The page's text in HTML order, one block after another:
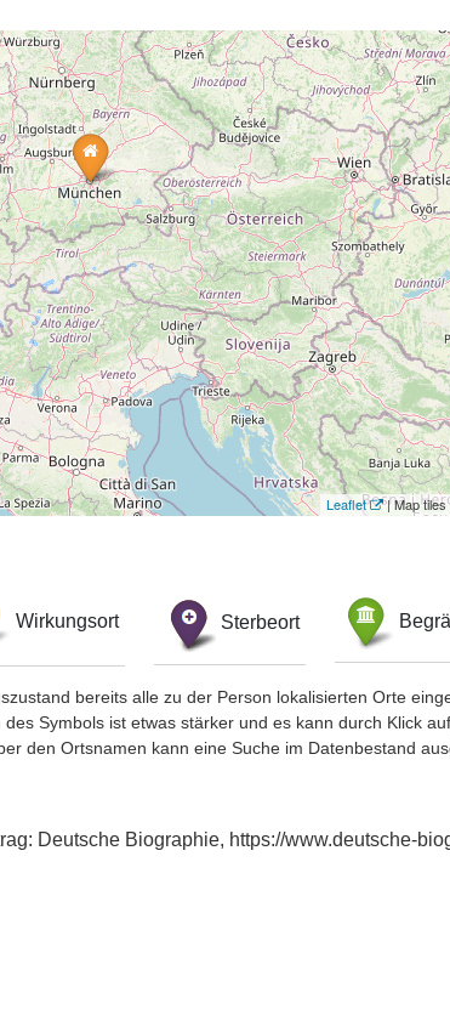
Leaflet | Map tiles
Wirkungsort Sterbeort
bereits alle zu der Person lokalisierten Orte
Symbols ist etwas stärker und es kann durch Klick
den Ortsnamen kann eine Suche im Datenbestand
Deutsche Biographie, https://www.deutsche-